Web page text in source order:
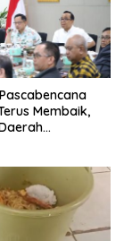
Membaik,